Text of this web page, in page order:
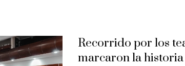
Recorrido por los
marcaron la